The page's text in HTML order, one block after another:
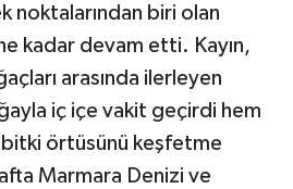
noktalarından biri olan
kadar devam etti. Kayın,
arasında ilerleyen
iç içe vakit geçirdi hem
örtüsünü keşfetme
Marmara Denizi ve